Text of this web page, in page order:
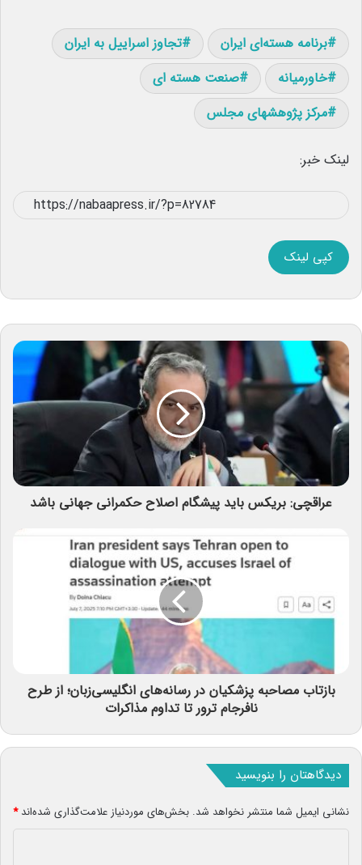
برنامه هسته‌ای ایران
تجاوز اسراییل به ایران
خاورمیانه
صنعت هسته ای
مرکز پژوهشهای مجلس
لینک خبر:
کپی لینک
عراقچی: بریکس باید پیشگام اصلاح حکمرانی جهانی باشد
بازتاب مصاحبه پزشکیان در رسانه‌های انگلیسی‌زبان؛ از طرح
نافرجام ترور تا تداوم مذاکرات
دیدگاهتان را بنویسید
نشانی ایمیل شما منتشر نخواهد شد. بخش‌های موردنیاز علامت‌گذاری شده‌اند*